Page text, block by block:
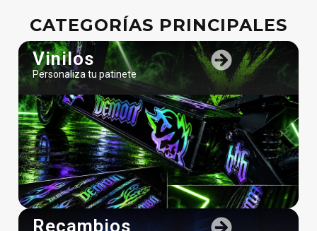
CATEGORÍAS PRINCIPALES
Vinilos
Personaliza tu patinete
Recambios